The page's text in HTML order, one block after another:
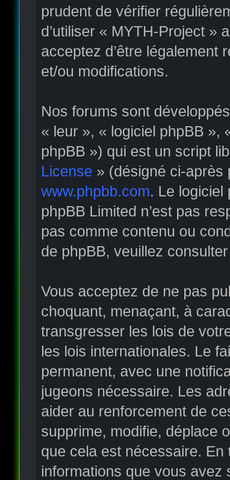
prudent de vérifier
d’utiliser « MYTH-Project »
acceptez d’être légalement
et/ou modifications.
Nos forums sont
« leur », « logiciel phpBB »,
phpBB ») qui est un script
License » (désigné ci-après
www.phpbb.com. Le logiciel
phpBB Limited n’est pas
pas comme contenu ou
de phpBB, veuillez
Vous acceptez de ne pas
choquant, menaçant, à
transgresser les lois de
les lois internationales. Le
permanent, avec une
jugeons nécessaire. Les
aider au renforcement de
supprime, modifie, déplace
que cela est nécessaire.
informations que vous